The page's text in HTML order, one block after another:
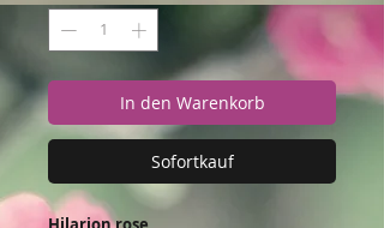
In den Warenkorb
Sofortkauf